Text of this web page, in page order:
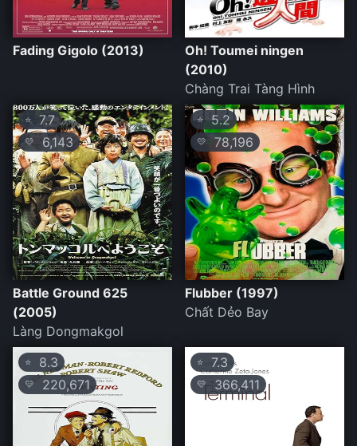
Fading Gigolo (2013)
Oh! Toumei ningen
(2010)
Chàng Trai Tàng Hình
⭐7.7
💛 6,143
Battle Ground 625
(2005)
Làng Dongmakgol
⭐ 5.2
💛 78,196
Flubber (1997)
Chất Dẻo Bay
⭐ 8.3
💛 220,671
⭐ 7.3
💛 366,411